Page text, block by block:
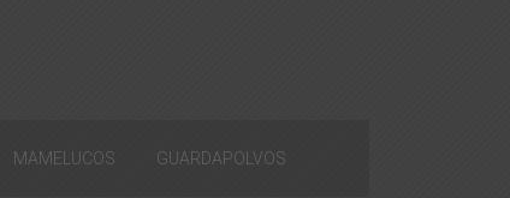
MAMELUCOS GUARDAPOLVOS